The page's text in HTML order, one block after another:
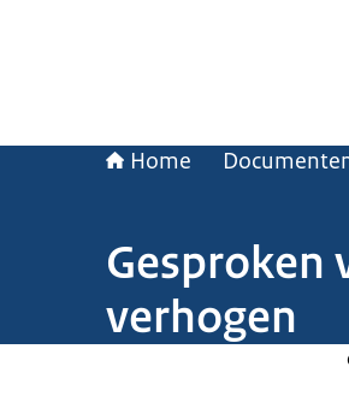
Home
Gesproken
verhogen